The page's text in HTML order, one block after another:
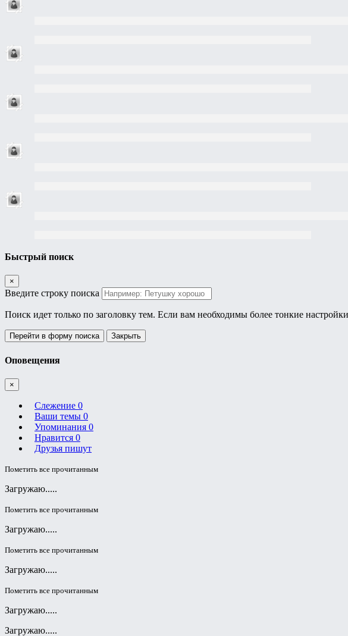
Быстрый поиск
×
Введите строку поиска
Поиск идет только по заголовку тем. Если вам необходимы более тонкие
Перейти в форму поиска Закрыть
Оповещения
×
Слежение 0
Ваши темы 0
Упоминания 0
Нравится 0
Друзья пишут
Пометить все прочитанным
Загружаю.....
Пометить все прочитанным
Загружаю.....
Пометить все прочитанным
Загружаю.....
Пометить все прочитанным
Загружаю.....
Загружаю.....